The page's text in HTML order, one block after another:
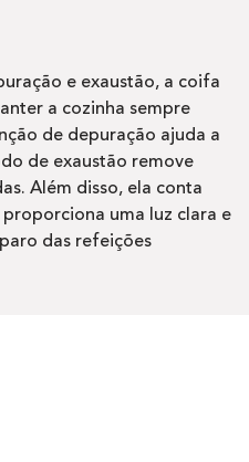
e exaustão, a coifa
a cozinha sempre
de depuração ajuda a
de exaustão remove
Além disso, ela conta
uma luz clara e
das refeições